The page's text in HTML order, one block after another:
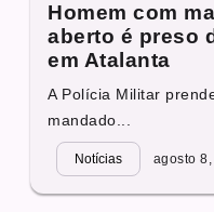
Homem com
aberto é preso
em Atalanta
A Polícia Militar
mandado...
Notícias agosto